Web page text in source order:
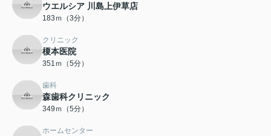
ウエルシア 川島上伊草店
183ｍ（3分）
クリニック
榎本医院
351ｍ（5分）
歯科
森歯科クリニック
349ｍ（5分）
ホームセンター